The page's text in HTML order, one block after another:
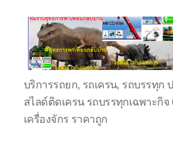
ชลบุรี
รถ
เครน
ยก
ของ
บริการรถยก, รถเครน, รถบรรทุก
สไลด์ติดเครน รถบรรทุกเฉพาะกิจ
เครื่องจักร ราคาถูก